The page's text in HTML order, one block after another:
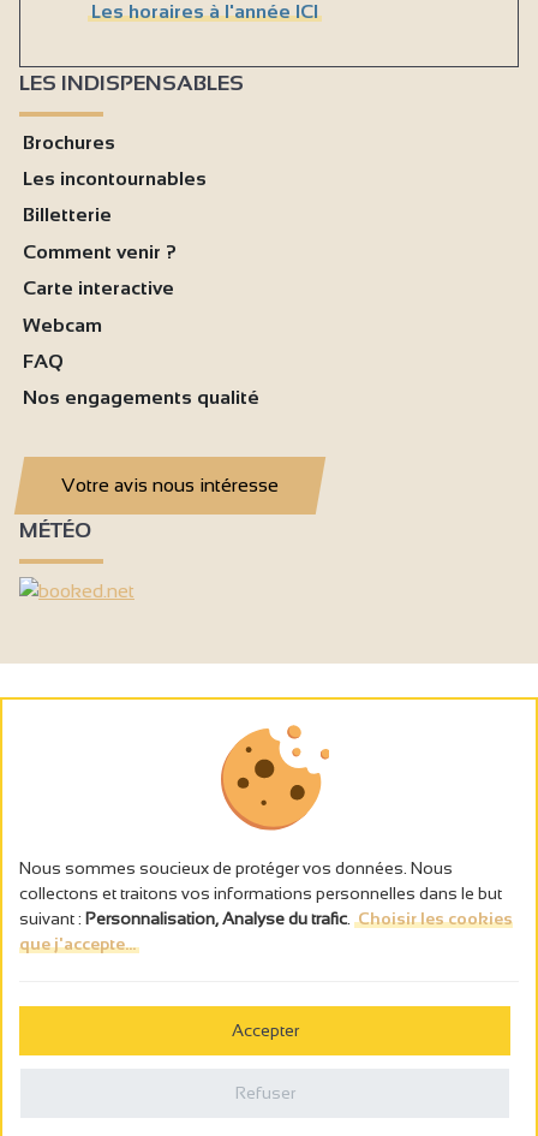
Les horaires à l'année ICI
LES INDISPENSABLES
Brochures
Les incontournables
Billetterie
Comment venir ?
Carte interactive
Webcam
FAQ
Nos engagements qualité
Votre avis nous intéresse
MÉTÉO
L’abus d’alcool est dangereux pour la santé, à consommer avec
Politique de confidentialité
Nous sommes soucieux de protéger vos données. Nous
collectons et traitons vos informations personnelles dans le but
suivant : Personnalisation, Analyse du trafic Choisir les cookies
que j'accepte...
Accepter
Refuser